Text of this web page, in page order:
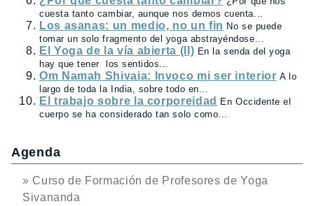
cuesta tanto cambiar, aunque nos demos cuenta...
Los asanas: un medio, no un fin No se puede
tomar un solo fragmento del yoga abstrayéndose...
El Yoga de la vía abierta (II) En la senda del yoga
hay que tener los sentidos...
Om Namah Shivaia: Invoco mi ser interior A lo
largo de toda la India, sobre todo en...
El trabajo sobre la corporeidad
En Occidente el
cuerpo se ha considerado tan solo como...
Agenda
» Curso de Formación de Profesores de Yoga
Sivananda